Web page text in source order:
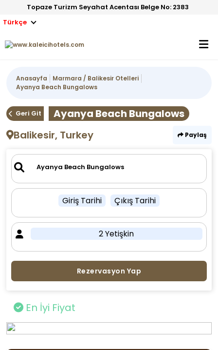
Topaze Turizm Seyahat Acentası Belge No: 2383
Türkçe
Anasayfa
Marmara / Balikesir Otelleri
Ayanya Beach Bungalows
Geri Git
Ayanya Beach Bungalows
Balikesir, Turkey
Paylaş
Giriş Tarihi Çıkış Tarihi
2 Yetişkin
Rezervasyon Yap
En İyi Fiyat